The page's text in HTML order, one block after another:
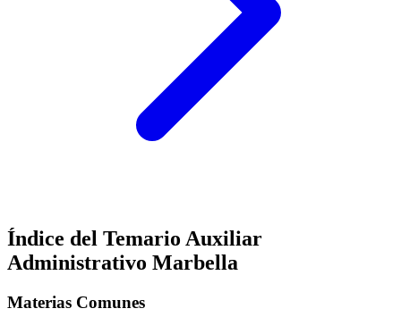
Índice del Temario Auxiliar
Administrativo Marbella
Materias Comunes